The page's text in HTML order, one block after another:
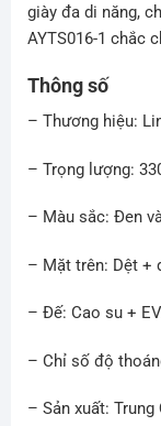
giày đa di năng,
AYTS016-1 chắc
Thông số
– Thương hiệu:
– Trọng lượng:
– Màu sắc: Đen
– Mặt trên: Dệt +
– Đế: Cao su +
– Chỉ số độ
– Sản xuất: Trung